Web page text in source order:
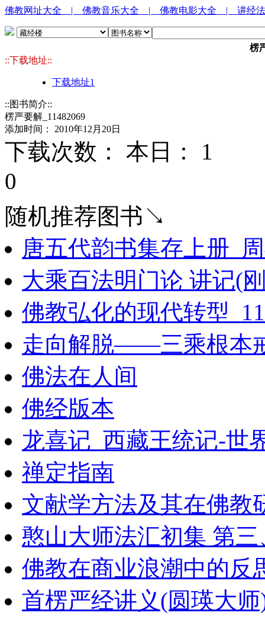
佛教网址大全 | 佛教音乐大全 | 佛教电影大全 | 讲经
楞
::下载地址::
下载地址1
::图书简介::
楞严要解_11482069
添加时间： 2010年12月20日
下载次数： 本日： 1
0
随机推荐图书↘
唐五代韵书集存上册_
大乘百法明门论 讲记(
佛教弘化的现代转型
走向解脱——三乘根本
佛法在人间
佛经版本
龙喜记_西藏王统记-世
禅定指南
文献学方法及其在佛教
憨山大师法汇初集 第
佛教在商业浪潮中的反
首楞严经讲义(圆瑛大师